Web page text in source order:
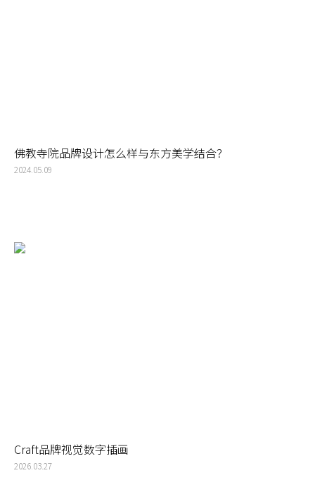
佛教寺院品牌设计怎么样与东方美学结合？
2024.05.09
Craft品牌视觉数字插画
2026.03.27